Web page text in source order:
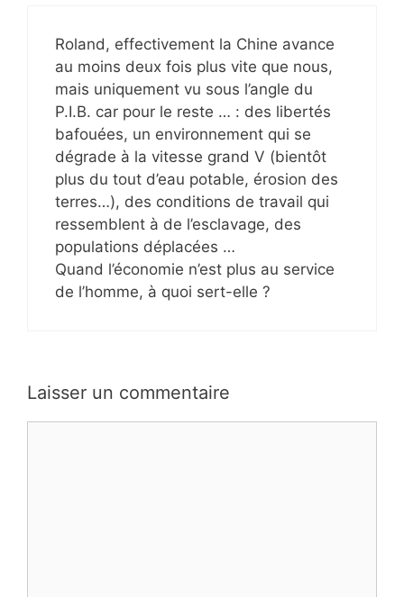
Roland, effectivement la Chine avance
au moins deux fois plus vite que nous,
mais uniquement vu sous l’angle du
P.I.B. car pour le reste … : des libertés
bafouées, un environnement qui se
dégrade à la vitesse grand V (bientôt
plus du tout d’eau potable, érosion des
terres…), des conditions de travail qui
ressemblent à de l’esclavage, des
populations déplacées …
Quand l’économie n’est plus au service
de l’homme, à quoi sert-elle ?
Laisser un commentaire